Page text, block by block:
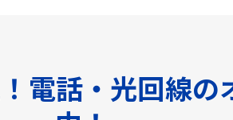
電話・光回線